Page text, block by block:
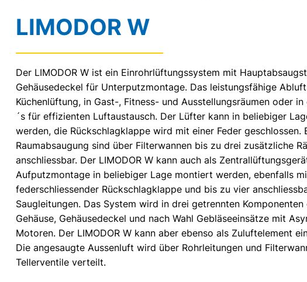
LIMODOR W
Der LIMODOR W ist ein Einrohrlüftungssystem mit
Gehäusedeckel für Unterputzmontage. Das leistungsfähige
Küchenlüftung, in Gast-, Fitness- und Ausstellungsräumen oder
´s für effizienten Luftaustausch. Der Lüfter kann in beliebiger
werden, die Rückschlagklappe wird mit einer Feder geschlossen.
Raumabsaugung sind über Filterwannen bis zu drei zusätzliche
anschliessbar. Der LIMODOR W kann auch als
Aufputzmontage in beliebiger Lage montiert werden, ebenfalls
federschliessender Rückschlagklappe und bis zu vier
Saugleitungen. Das System wird in drei getrennten
Gehäuse, Gehäusedeckel und nach Wahl Gebläseeinsätze mit
Motoren. Der LIMODOR W kann aber ebenso als Zuluftelement
Die angesaugte Aussenluft wird über Rohrleitungen und
Tellerventile verteilt.